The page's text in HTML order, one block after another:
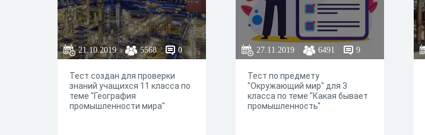
21.10.2019 5568 0
Тест создан для проверки
знаний учащихся 11 класса по
теме "География
промышленности мира"
27.11.2019 6491 9
Тест по предмету
"Окружающий мир" для 3
класса по теме "Какая бывает
промышленность"